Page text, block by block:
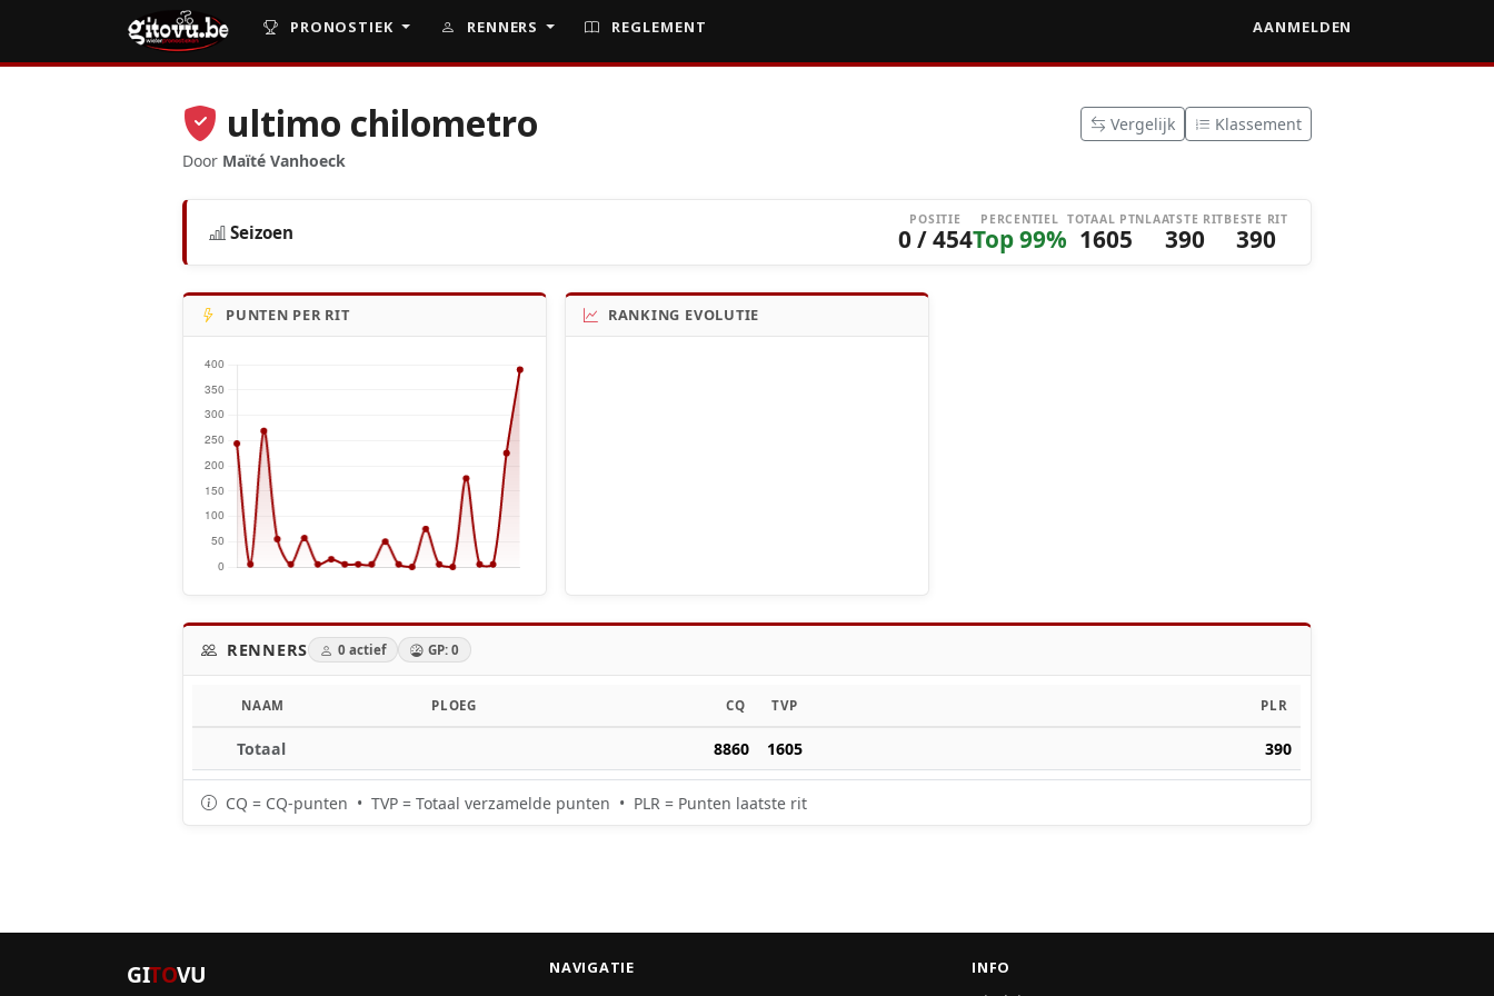
PRONOSTIEK RENNERS REGLEMENT AANMELDEN
ultimo chilometro
Door Maïté Vanhoeck
Vergelijk Klassement
Seizoen
POSITIE
0 / 454
PERCENTIEL
Top 99%
TOTAAL PTN
1605
LAATSTE RIT
390
BESTE RIT
390
PUNTEN PER RIT RANKING EVOLUTIE
RENNERS 0 actief GP: 0
NAAM PLOEG CQ TVP PLR
Totaal 8860 1605 390
CQ = CQ-punten • TVP = Totaal verzamelde punten • PLR = Punten laatste rit
GITOVU NAVIGATIE INFO